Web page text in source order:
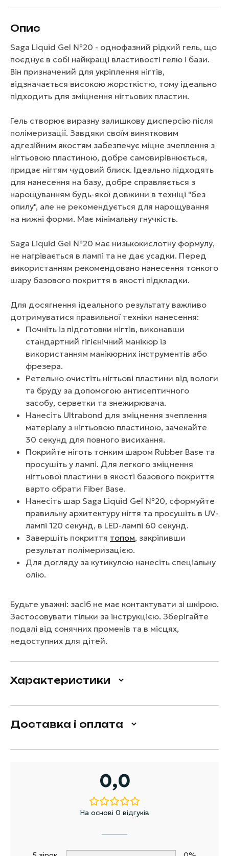
Опис
Saga Liquid Gel №20 - однофазний рідкий гель, що
поєднує в собі найкращі властивості гелю і бази.
Він призначений для укріплення нігтів,
відзначається високою жорсткістю, тому ідеально
підходить для зміцнення нігтьових пластин.
Гель створює виразну залишкову дисперсію після
полімеризації. Завдяки своїм винятковим
адгезійним якостям забезпечує міцне зчеплення з
нігтьовою пластиною, добре самовирівнюється,
придає нігтям чудовий блиск. Ідеально підходять
для нанесення на базу, добре справляється з
нарощуванням будь-якої довжини в техніці "без
опилу", але не рекомендується для нарощування
на нижні форми. Має мінімальну гнучкість.
Saga Liquid Gel №20 має низькокислотну формулу,
не нагрівається в лампі та не дає усадки. Перед
використанням рекомендовано нанесення тонкого
шару базового покриття в якості підкладки.
Для досягнення ідеального результату важливо
дотримуватися правильної техніки нанесення:
Почніть із підготовки нігтів, виконавши
стандартний гігієнічний манікюр із
використанням манікюрних інструментів або
фрезера.
Ретельно очистіть нігтьові пластини від вологи
та бруду за допомогою антисептичного
засобу, серветки та знежирювача.
Нанесіть Ultrabond для зміцнення зчеплення
матеріалу з нігтьовою пластиною, зачекайте
30 секунд для повного висихання.
Покрийте ніготь тонким шаром Rubber Base та
просушіть у лампі. Для легкого зміцнення
нігтьової пластини в якості базового покриття
варто обрати Fiber Base.
Нанесіть шар Saga Liquid Gel №20, сформуйте
правильну архитектуру нігтя та просушіть в UV-
лампі 120 секунд, в LED-лампі 60 секунд.
Завершіть покриття топом, закріпивши
результат полімеризацією.
Для догляду за кутикулою нанесіть спеціальну
олію.
Будьте уважні: засіб не має контактувати зі шкірою.
Застосовувати тільки за інструкцією. Зберігайте
подалі від сонячних променів та в місцях,
недоступних для дітей.
Характеристики
Доставка і оплата
0,0
На основі 0 відгуків